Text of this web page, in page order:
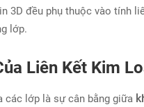
3D đều phụ thuộc vào tính
lớp.
Liên Kết Kim
các lớp là sự cân bằng giữa